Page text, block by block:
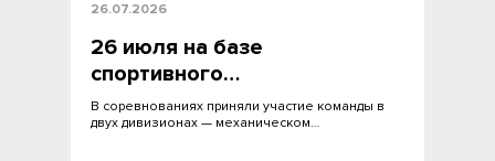
26.07.2026
26 июля на базе
спортивного…
В соревнованиях приняли участие команды в
двух дивизионах — механическом…